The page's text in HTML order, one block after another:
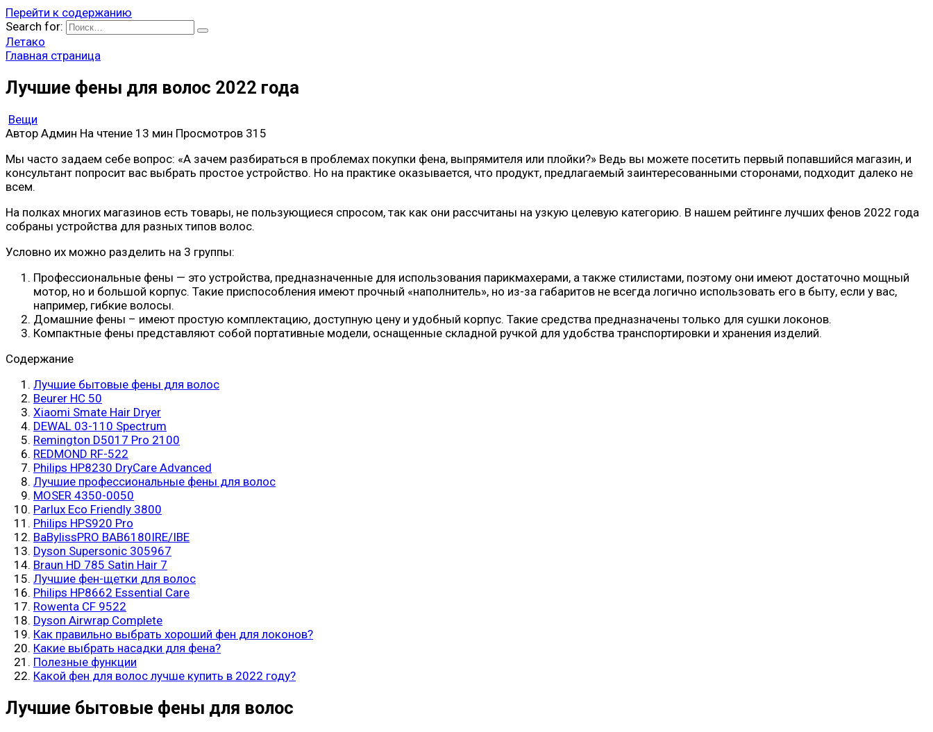
Перейти к содержанию
Search for:
Летако
Главная страница
Лучшие фены для волос 2022 года
Вещи
Автор Админ На чтение 13 мин Просмотров 315
Мы часто задаем себе вопрос: «А зачем разбираться в проблемах покупки фена, выпрямителя или плойки?» Ведь вы можете посетить первый попавшийся магазин, и
консультант попросит вас выбрать простое устройство. Но на практике оказывается, что продукт, предлагаемый заинтересованными сторонами, подходит далеко не
всем.
На полках многих магазинов есть товары, не пользующиеся спросом, так как они рассчитаны на узкую целевую категорию. В нашем рейтинге лучших фенов 2022 года
собраны устройства для разных типов волос.
Условно их можно разделить на 3 группы:
Профессиональные фены — это устройства, предназначенные для использования парикмахерами, а также стилистами, поэтому они имеют достаточно мощный
мотор, но и большой корпус. Такие приспособления имеют прочный «наполнитель», но из-за габаритов не всегда логично использовать его в быту, если у вас,
например, гибкие волосы.
Домашние фены – имеют простую комплектацию, доступную цену и удобный корпус. Такие средства предназначены только для сушки локонов.
Компактные фены представляют собой портативные модели, оснащенные складной ручкой для удобства транспортировки и хранения изделий.
Содержание
Лучшие бытовые фены для волос
Beurer HC 50
Xiaomi Smate Hair Dryer
DEWAL 03-110 Spectrum
Remington D5017 Pro 2100
REDMOND RF-522
Philips HP8230 DryCare Advanced
Лучшие профессиональные фены для волос
MOSER 4350-0050
Parlux Eco Friendly 3800
Philips HPS920 Pro
BaBylissPRO BAB6180IRE/IBE
Dyson Supersonic 305967
Braun HD 785 Satin Hair 7
Лучшие фен-щетки для волос
Philips HP8662 Essential Care
Rowenta CF 9522
Dyson Airwrap Complete
Как правильно выбрать хороший фен для локонов?
Какие выбрать насадки для фена?
Полезные функции
Какой фен для волос лучше купить в 2022 году?
Лучшие бытовые фены для волос